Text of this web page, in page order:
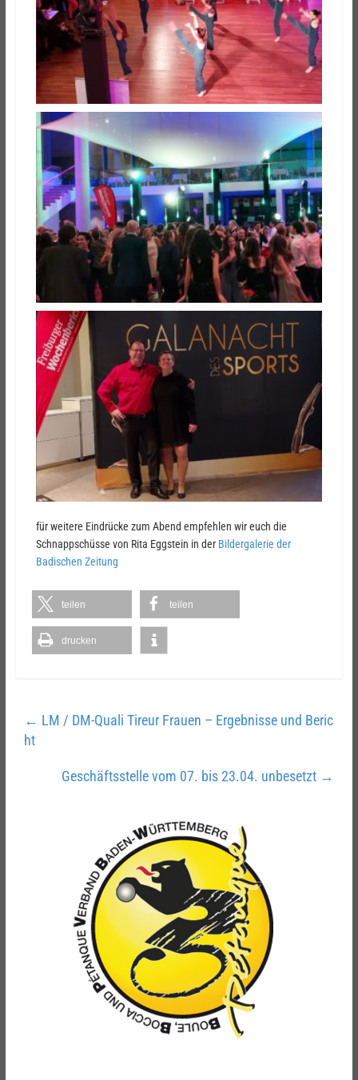
für weitere Eindrücke zum Abend empfehlen wir euch die
Schnappschüsse von Rita Eggstein in der Bildergalerie der
Badischen Zeitung
teilen teilen
drucken
← LM / DM-Quali Tireur Frauen – Ergebnisse und Beric
ht
Geschäftsstelle vom 07. bis 23.04. unbesetzt →